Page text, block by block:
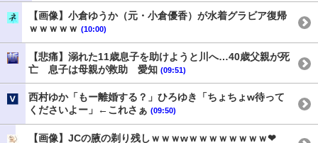
【画像】小倉ゆうか（元・小倉優香）が水着グラビア復帰
ｗｗｗｗｗ (10:00)
【悲痛】溺れた11歳息子を助けようと川へ…40歳父親が死
亡 息子は母親が救助 愛知 (09:51)
西村ゆか「もー離婚する？」ひろゆき「ちょちょw待って
くださいよー」←これさぁ (09:50)
【画像】JCの腋の剃り残しｗｗｗwｗｗｗｗｗｗｗｗ❤